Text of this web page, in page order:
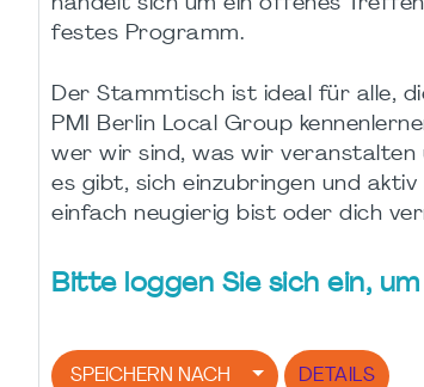
handelt sich um ein offenes
festes Programm.
Der Stammtisch ist ideal für alle,
PMI Berlin Local Group
wer wir sind, was wir veranstalten
es gibt, sich einzubringen und aktiv
einfach neugierig bist oder dich
Bitte loggen Sie sich ein,
SPEICHERN NACH DETAILS